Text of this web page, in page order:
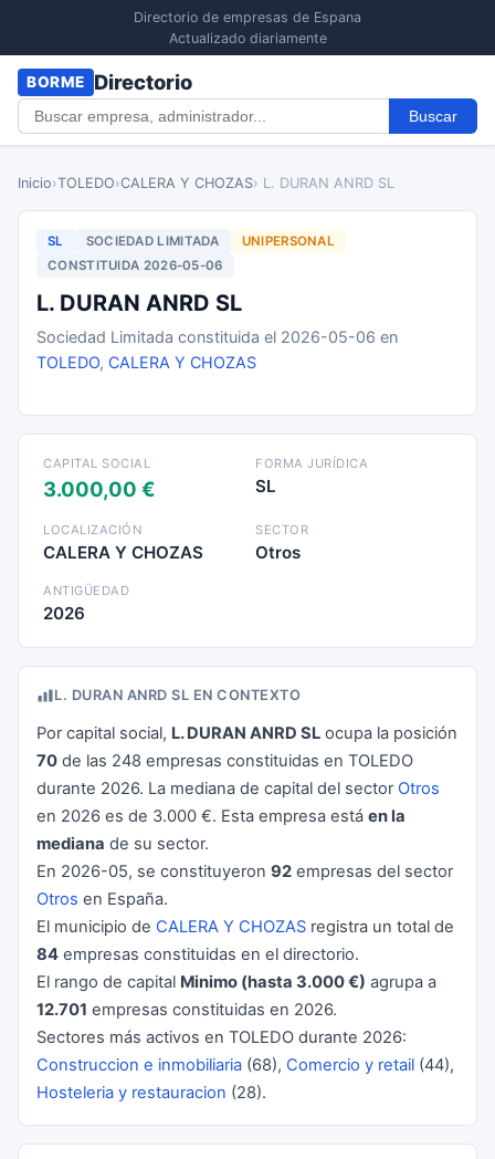
Directorio de empresas de Espana
Actualizado diariamente
BORME Directorio
Buscar
Inicio›TOLEDO›CALERA Y CHOZAS› L. DURAN ANRD SL
SL SOCIEDAD LIMITADA
UNIPERSONAL
CONSTITUIDA 2026-05-06
L. DURAN ANRD SL
Sociedad Limitada constituida el 2026-05-06 en
TOLEDO, CALERA Y CHOZAS
CAPITAL SOCIAL
3.000,00 €
FORMA JURÍDICA
SL
LOCALIZACIÓN
CALERA Y CHOZAS
SECTOR
Otros
ANTIGÜEDAD
2026
L. DURAN ANRD SL EN CONTEXTO
Por capital social, L. DURAN ANRD SL ocupa la posición
70 de las 248 empresas constituidas en TOLEDO
durante 2026. La mediana de capital del sector Otros
en 2026 es de 3.000 €. Esta empresa está en la
mediana de su sector.
En 2026-05, se constituyeron 92 empresas del sector
Otros en España.
El municipio de CALERA Y CHOZAS registra un total de
84 empresas constituidas en el directorio.
El rango de capital Minimo (hasta 3.000 €) agrupa a
12.701 empresas constituidas en 2026.
Sectores más activos en TOLEDO durante 2026:
Construccion e inmobiliaria (68), Comercio y retail (44),
Hosteleria y restauracion (28).